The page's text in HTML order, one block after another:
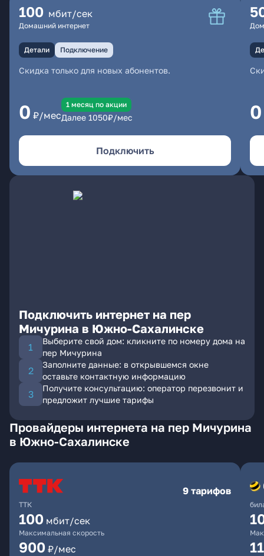
100 мбит/сек
Домашний интернет
Детали Подключение
Скидка только для новых абонентов.
0 ₽/мес
1 месяц по акции
Далее 1050₽/мес
Подключить
0
Подключить интернет на пер
Мичурина в Южно-Сахалинске
Выберите свой дом: кликните по номеру дома на
пер Мичурина
Заполните данные: в открывшемся окне
оставьте контактную информацию
Получите консультацию: оператор перезвонит и
предложит лучшие тарифы
Провайдеры интернета на пер Мичурина
в Южно-Сахалинске
ТТК
9 тарифов
100 мбит/сек
Максимальная скорость
900 ₽/мес